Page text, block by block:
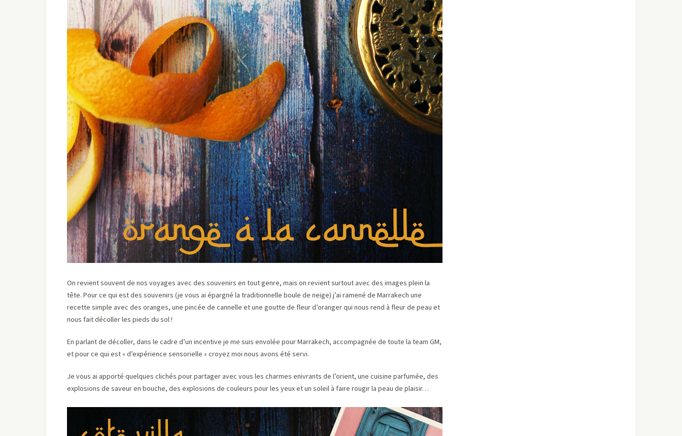
On revient souvent de nos voyages avec des souvenirs en tout genre, mais on revient surtout avec des images plein la
tête. Pour ce qui est des souvenirs (je vous ai épargné la traditionnelle boule de neige) j’ai ramené de Marrakech une
recette simple avec des oranges, une pincée de cannelle et une goutte de fleur d’oranger qui nous rend à fleur de peau et
nous fait décoller les pieds du sol !
En parlant de décoller, dans le cadre d’un incentive je me suis envolée pour Marrakech, accompagnée de toute la team GM,
et pour ce qui est « d’expérience sensorielle » croyez moi nous avons été servi.
Je vous ai apporté quelques clichés pour partager avec vous les charmes enivrants de l’orient, une cuisine parfumée, des
explosions de saveur en bouche, des explosions de couleurs pour les yeux et un soleil à faire rougir la peau de plaisir…